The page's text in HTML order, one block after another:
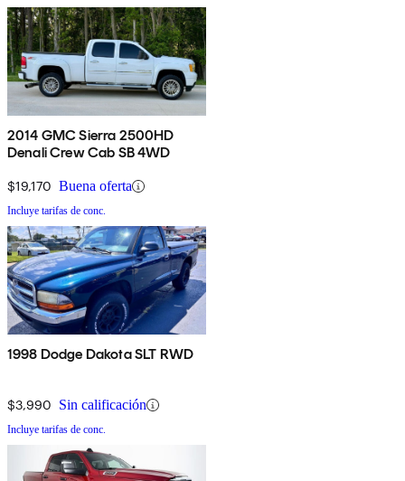
2014 GMC Sierra 2500HD
Denali Crew Cab SB 4WD
$19,170 Buena oferta
Incluye tarifas de conc.
1998 Dodge Dakota SLT RWD
$3,990 Sin calificación
Incluye tarifas de conc.